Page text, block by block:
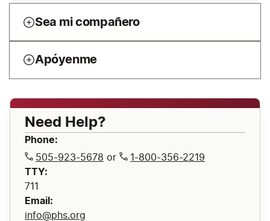
Need Help?
Phone:
505-923-5678 or
1-800-356-2219
TTY:
Email:
info@phs.org
Sea mi compañero
Apóyenme